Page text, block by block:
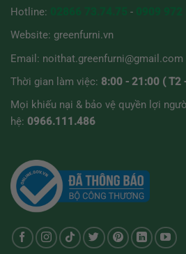
Hotline:
-
Website: greenfurni.vn
Email: noithat.greenfurni@gmail.com
Thời gian làm việc: 8:00 - 21:00 ( T2
Mọi khiếu nại & bảo vệ quyền lợi
hệ: 0966.111.486